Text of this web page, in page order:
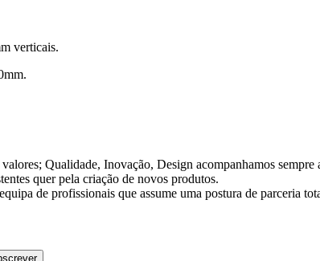
verticais.
Qualidade, Inovação, Design acompanhamos
quer pela criação de novos produtos.
de profissionais que assume uma postura de parceria